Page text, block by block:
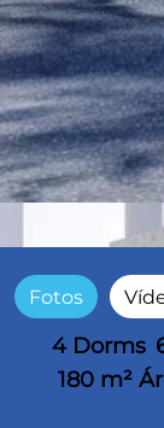
Fotos
4 Dorms
180 m²